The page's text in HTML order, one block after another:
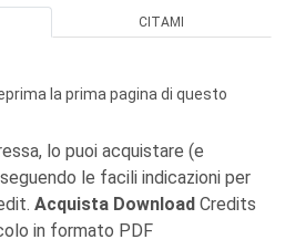
CITAMI
la prima pagina di questo
lo puoi acquistare (e
le facili indicazioni per
Acquista Download Credits
in formato PDF